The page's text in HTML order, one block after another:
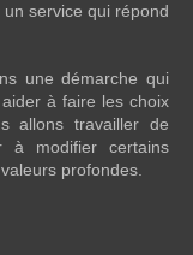
service qui répond
une démarche qui
à faire les choix
allons travailler de
à modifier certains
profondes.